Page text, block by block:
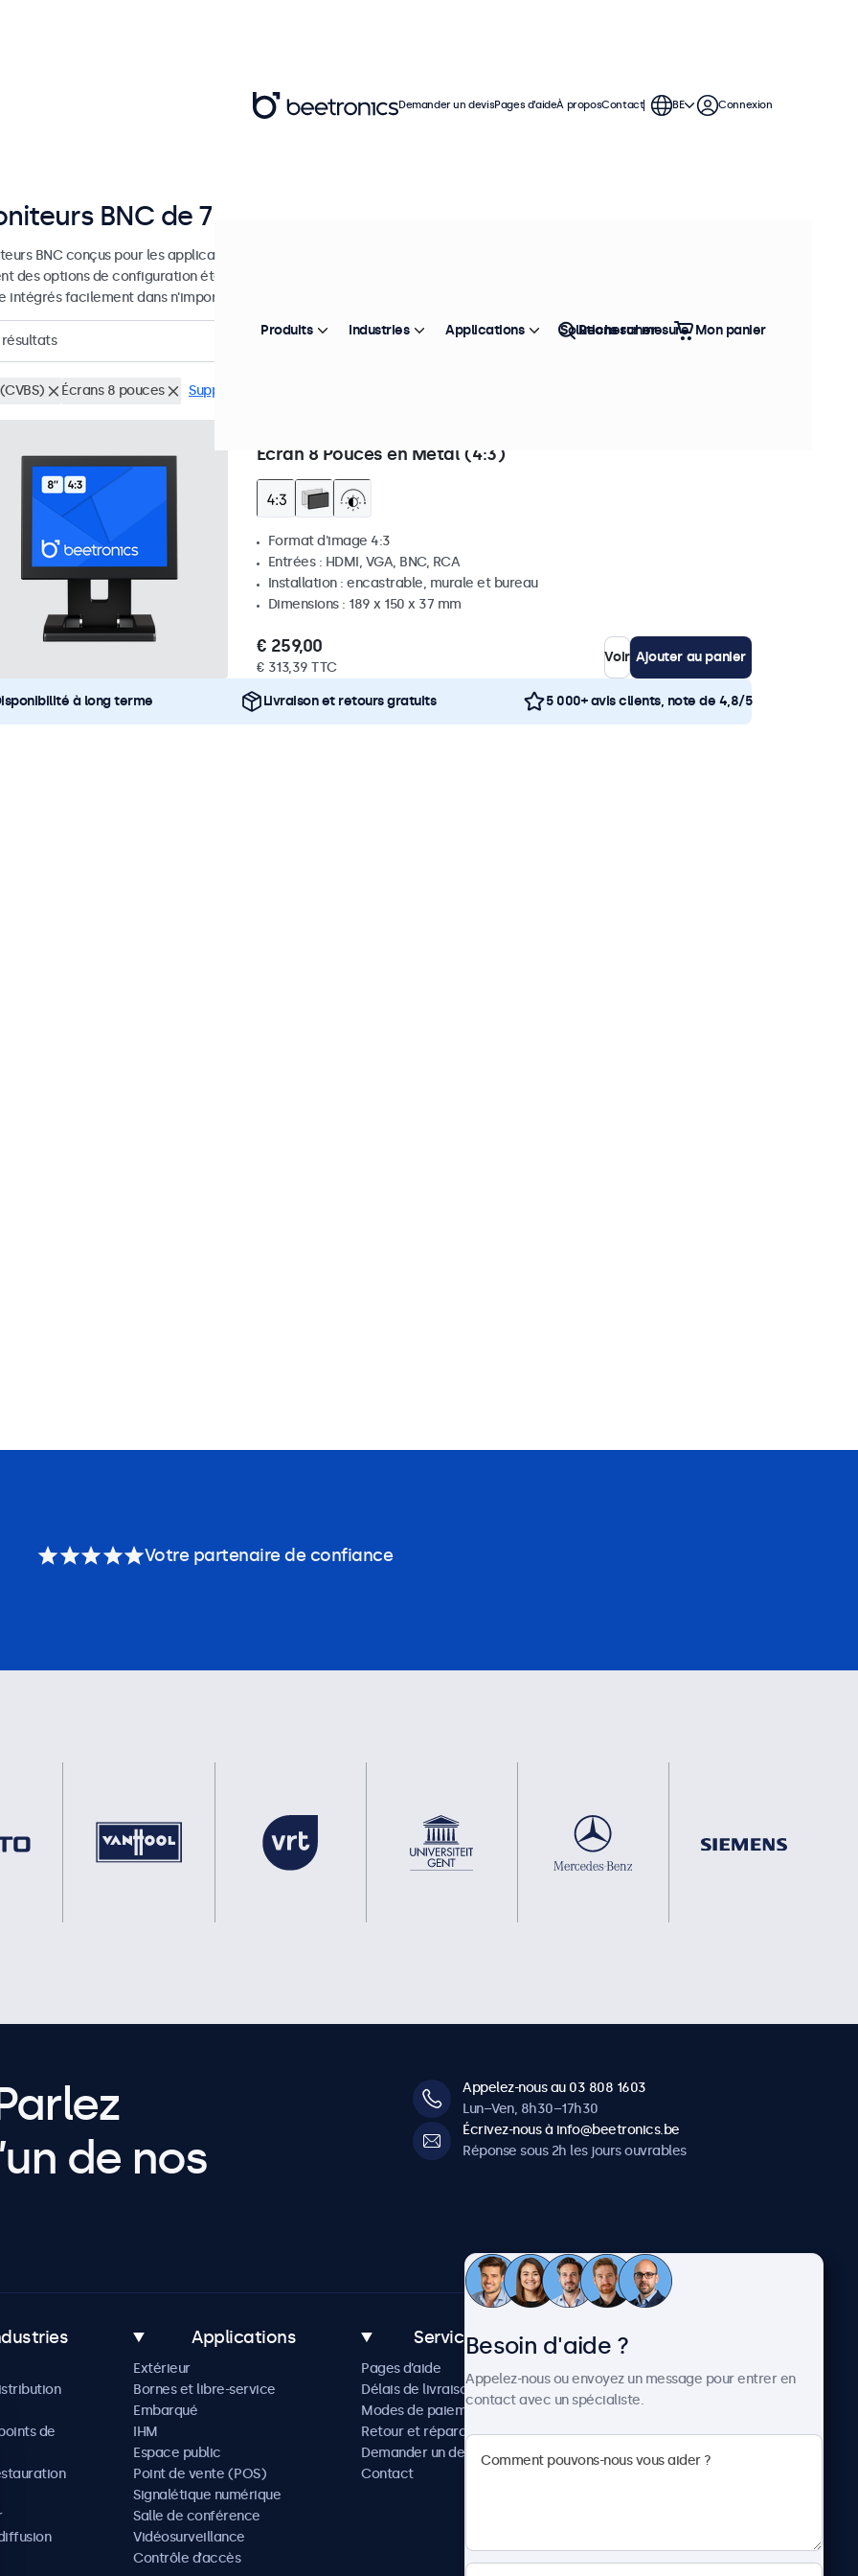
BNC de 7 à 32 pouces
BNC conçus pour les applications professionnelles et une utilisation continue. Ces moniteurs BNC
des options de configuration étendues et des options de montage polyvalentes, leur permettant
intégrés facilement dans n'importe quelle application et environnement.
résultats Top vente
Écrans 8 pouces Supprimer tous les filtres
Écran 8 Pouces en Métal (4:3)
Format d'image 4:3
Entrées : HDMI, VGA, BNC, RCA
Installation : encastrable, murale et bureau
Dimensions : 189 x 150 x 37 mm
€ 259,00
€ 313,39 TTC
Voir Ajouter au panier
à long terme Livraison et retours gratuits 5 000+ avis clients, note de 4,8/5
Demander un devisPages d’aideÀ proposContact BE Connexion
Produits Industries Applications Solutions sur mesure
Rechercher Mon panier
Votre partenaire de confiance
de nos
Appelez-nous au 03 808 1603
Lun–Ven, 8h30–17h30
Écrivez-nous à info@beetronics.be
Réponse sous 2h les jours ouvrables
de
Applications
Extérieur
Bornes et libre-service
Embarqué
IHM
Espace public
Point de vente (POS)
Signalétique numérique
Salle de conférence
Vidéosurveillance
Contrôle d’accès
Service client
Pages d’aide
Délais de livraison
Modes de paiement
Retour et réparation
Demander un devis
Contact
Actualités et mises à jour
Carrière
Conditions de vente
Besoin d'aide ?
Appelez-nous ou envoyez un message pour entrer en
contact avec un spécialiste.